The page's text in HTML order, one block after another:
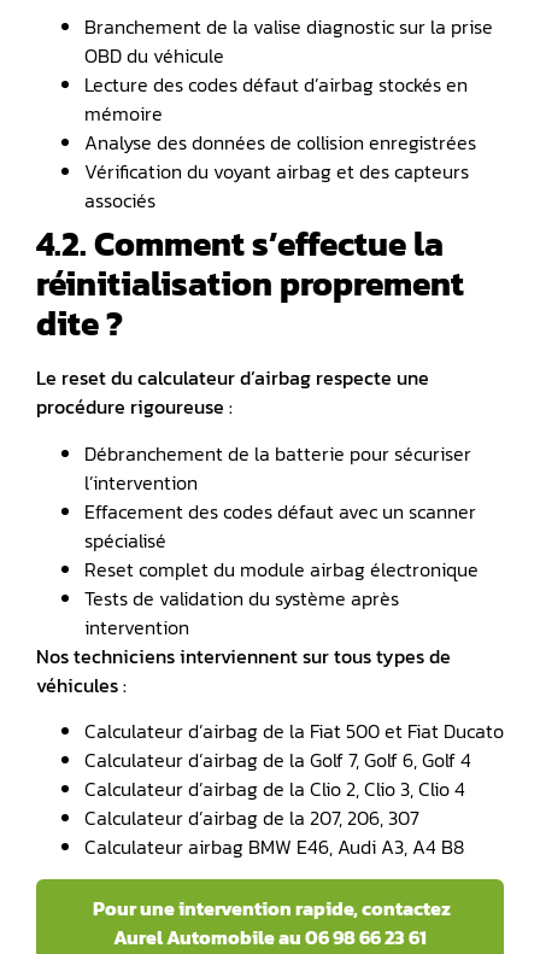
Branchement de la valise diagnostic sur la prise
OBD du véhicule
Lecture des codes défaut d’airbag stockés en
mémoire
Analyse des données de collision enregistrées
Vérification du voyant airbag et des capteurs
associés
4.2. Comment s’effectue la
réinitialisation proprement
dite ?
Le reset du calculateur d’airbag respecte une
procédure rigoureuse :
Débranchement de la batterie pour sécuriser
l’intervention
Effacement des codes défaut avec un scanner
spécialisé
Reset complet du module airbag électronique
Tests de validation du système après
intervention
Nos techniciens interviennent sur tous types de
véhicules :
Calculateur d’airbag de la Fiat 500 et Fiat Ducato
Calculateur d’airbag de la Golf 7, Golf 6, Golf 4
Calculateur d’airbag de la Clio 2, Clio 3, Clio 4
Calculateur d’airbag de la 207, 206, 307
Calculateur airbag BMW E46, Audi A3, A4 B8
Pour une intervention rapide, contactez
Aurel Automobile au 06 98 66 23 61